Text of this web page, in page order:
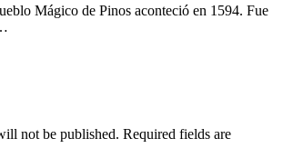
Mágico de Pinos aconteció en 1594. Fue
not be published. Required fields are